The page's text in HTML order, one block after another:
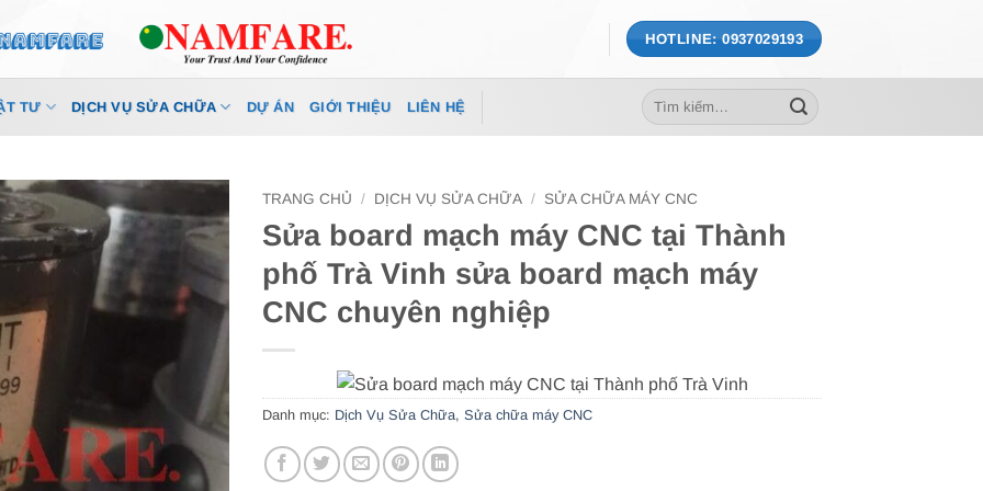
HOTLINE: 0937029193
TƯ DỊCH VỤ SỬA CHỮA DỰ ÁN GIỚI THIỆU LIÊN HỆ
Tìm
kiếm:
TRANG CHỦ / DỊCH VỤ SỬA CHỮA / SỬA CHỮA MÁY CNC
Sửa board mạch máy CNC tại Thành
phố Trà Vinh sửa board mạch máy
CNC chuyên nghiệp
Danh mục: Dịch Vụ Sửa Chữa, Sửa chữa máy CNC